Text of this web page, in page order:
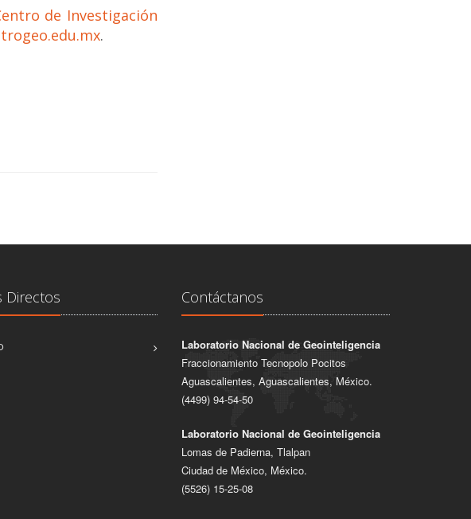
de Investigación
.
Directos Contáctanos
Laboratorio Nacional de Geointeligencia
Fraccionamiento Tecnopolo Pocitos
Aguascalientes, Aguascalientes, México.
(4499) 94-54-50
Laboratorio Nacional de Geointeligencia
Lomas de Padierna, Tlalpan
Ciudad de México, México.
(5526) 15-25-08